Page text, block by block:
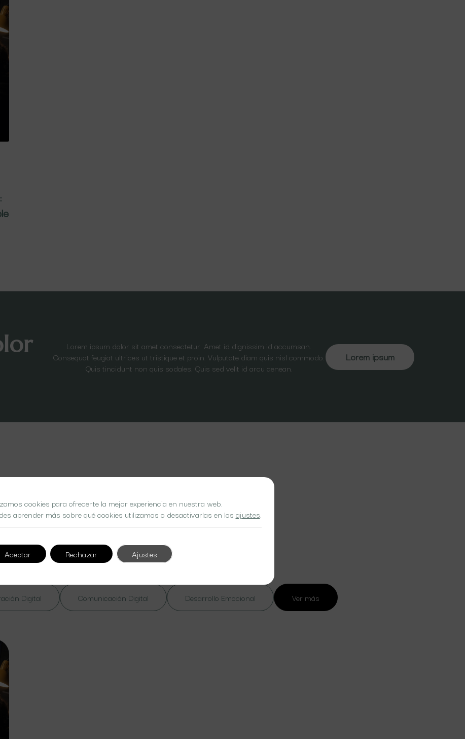
Lorem ipsum dolor sit amet consectetur. Amet id dignissim id accumsan.
Consequat feugiat ultrices ut tristique et proin. Vulputate diam quis nisl commodo.
Quis tincidunt non quis sodales. Quis sed velit id arcu aenean.
Lorem ipsum
at nibh. Nulla lorem massa
Digital Comunicación Digital Desarrollo Emocional Ver más
cookies para ofrecerte la mejor experiencia en nuestra web.
aprender más sobre qué cookies utilizamos o desactivarlas en los ajustes
Aceptar Rechazar Ajustes